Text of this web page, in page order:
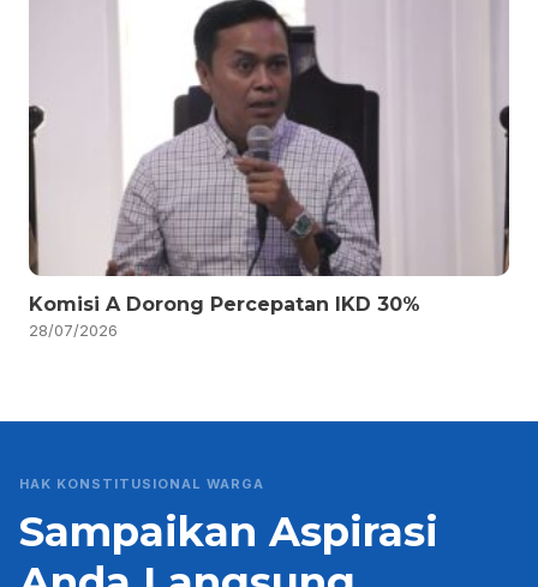
Komisi A Dorong Percepatan IKD 30%
28/07/2026
HAK KONSTITUSIONAL WARGA
Sampaikan Aspirasi